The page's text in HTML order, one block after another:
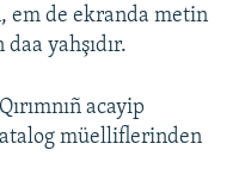
em de ekranda metin
yahşıdır.
acayip
müelliflerinden